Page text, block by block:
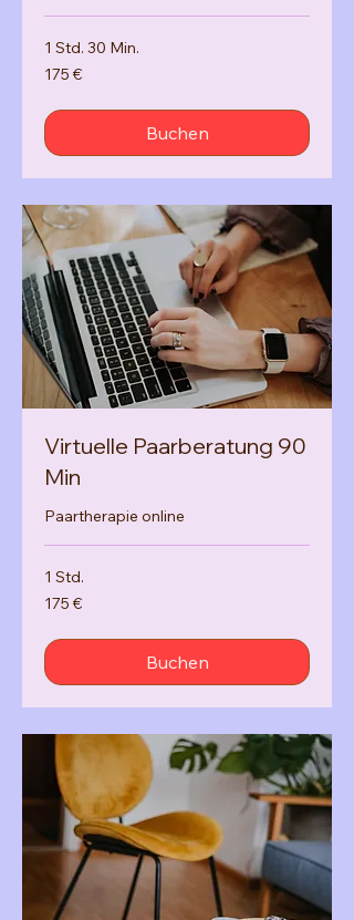
1 Std. 30 Min.
175
Euro
175 €
Buchen
Virtuelle Paarberatung 90
Min
Paartherapie online
1 Std.
175
Euro
175 €
Buchen